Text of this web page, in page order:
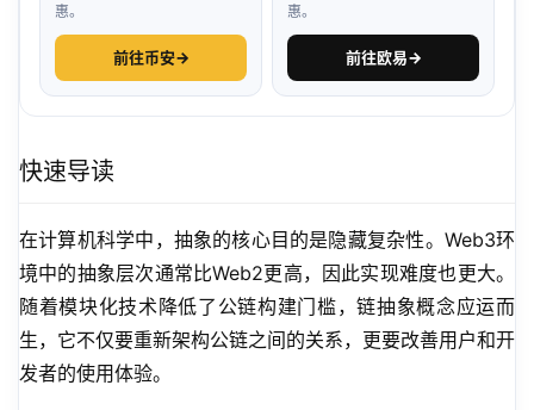
惠。
前往币安→
惠。
前往欧易→
快速导读
在计算机科学中，抽象的核心目的是隐藏复杂性。Web3环
境中的抽象层次通常比Web2更高，因此实现难度也更大。
随着模块化技术降低了公链构建门槛，链抽象概念应运而
生，它不仅要重新架构公链之间的关系，更要改善用户和开
发者的使用体验。